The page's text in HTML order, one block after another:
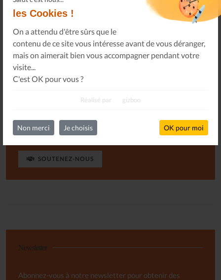
les Cookies !
On a attendu d'être sûrs que le
contenu de ce site vous intéresse avant de vous déranger,
mais on aimerait bien vous accompagner pendant votre
visite...
C'est OK pour vous ?
Réalisé par gizboo
Non merci Je choisis OK pour moi
seulement qu'il perdure, mais aussi qu'il puisse paraître
S'ABONNER GRATUITEMENT
Ou, je soutiens le journal Les Allumés du Jazz pour un
montant de...
SOUTENEZ-NOUS
Newsletter
Abonnez-vous à notre newsletter pour obtenir des